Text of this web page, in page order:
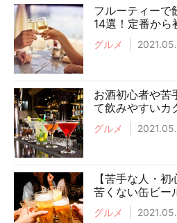
フルーティーで
14選！定番から
グルメ
お酒初心者や苦
て飲みやすいカ
グルメ
【苦手な人・初
苦くない缶ビー
グルメ